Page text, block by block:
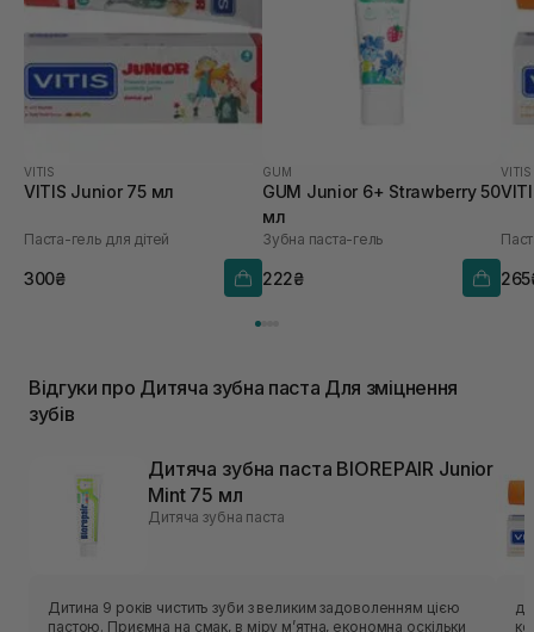
VITIS
VITIS Junior 75 мл
Паста-гель для дітей
300₴
GUM
GUM Junior 6+ Strawberry 50
мл
Зубна паста-гель
222₴
VITIS
Відгуки про Дитяча зубна паста Для зміцнення
зубів
Дитяча зубна паста BIOREPAIR Junior
Mint 75 мл
Дитяча зубна паста
Дитина 9 років чистить зуби з великим задоволенням цією
пастою. Приємна на смак, в міру мʼятна, економна оскільки